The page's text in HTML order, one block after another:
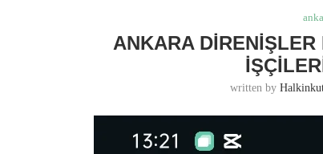
ANKARA
written by